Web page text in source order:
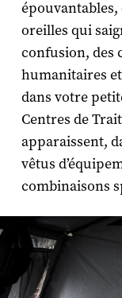
épouvantables,
oreilles qui
confusion, des
humanitaires
dans votre
Centres de
apparaissent,
vêtus
combinaisons